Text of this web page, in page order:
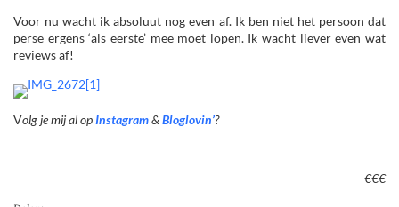
Voor nu wacht ik absoluut nog even af. Ik ben niet het persoon dat
perse ergens ‘als eerste’ mee moet lopen. Ik wacht liever even wat
reviews af!
Volg je mij al opInstagram& Bloglovin’?
€€€